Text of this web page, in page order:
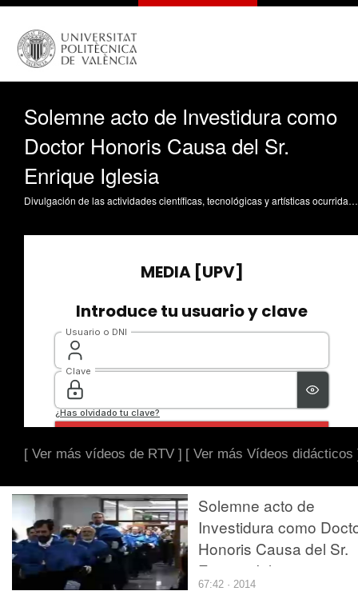
Solemne acto de Investidura como
Doctor Honoris Causa del Sr.
Enrique Iglesia
Divulgación de las actividades científicas, tecnológicas y artísticas ocurridas en los tres campus de la UPV
[ Ver más vídeos de RTV ] [ Ver más Vídeos didácticos
Solemne acto de
Investidura como
Honoris Causa del Sr.
Enrique Iglesia
67:42 · 2014